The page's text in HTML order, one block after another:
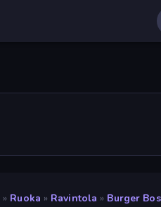
» Ruoka » Ravintola » Burger